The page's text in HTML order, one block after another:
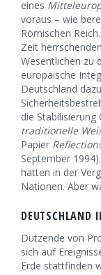
eines
voraus – wie
Römischen
Zeit
Wesentlichen zu
europäische
Deutschland
die Stabilisierung
traditionelle
Papier
September
hatten in der
Nationen. Aber
DEUTSCHLAND
Dutzende von
sich auf
Erde stattfinden